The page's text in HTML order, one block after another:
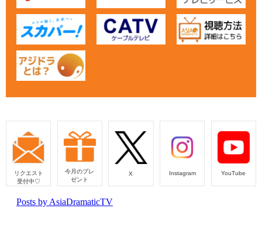
リクエスト
受付中♡
今月のプレ
ゼント
X Instagram YouTube